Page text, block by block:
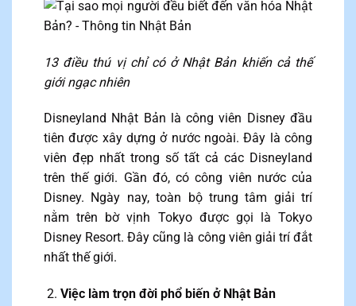
13 điều thú vị chỉ có ở Nhật Bản khiến cả thế
giới ngạc nhiên
Disneyland Nhật Bản là công viên Disney đầu
tiên được xây dựng ở nước ngoài. Đây là công
viên đẹp nhất trong số tất cả các Disneyland
trên thế giới. Gần đó, có công viên nước của
Disney. Ngày nay, toàn bộ trung tâm giải trí
nằm trên bờ vịnh Tokyo được gọi là Tokyo
Disney Resort. Đây cũng là công viên giải trí đắt
nhất thế giới.
Việc làm trọn đời phổ biến ở Nhật Bản